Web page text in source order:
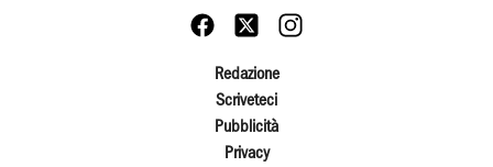
Redazione
Scriveteci
Pubblicità
Privacy